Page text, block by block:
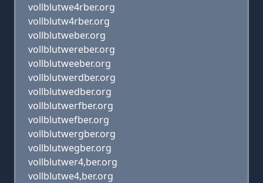
vollblutwe4rber.org
vollblutw4rber.org
vollblutweber.org
vollblutwereber.org
vollblutweeber.org
vollblutwerdber.org
vollblutwedber.org
vollblutwerfber.org
vollblutwefber.org
vollblutwergber.org
vollblutwegber.org
vollblutwer4,ber.org
vollblutwe4,ber.org